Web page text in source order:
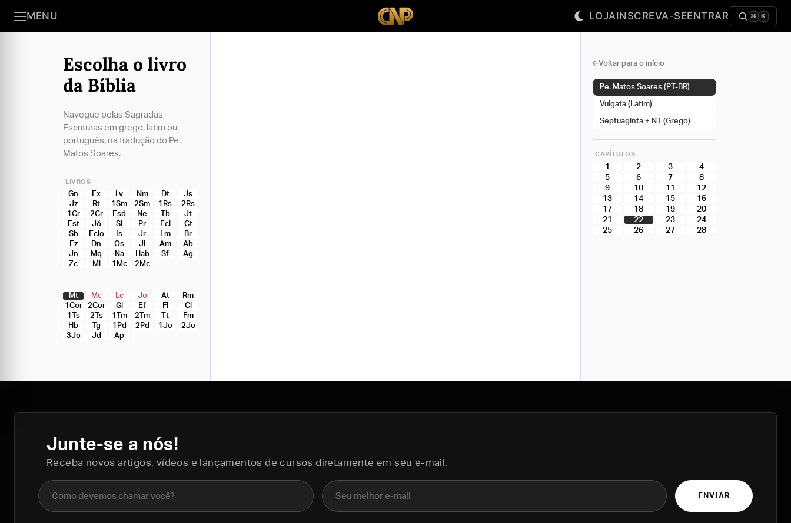
MENU LOJAINSCREVA-SEENTRAR ⌘ K
Escolha o livro
da Bíblia
Navegue pelas Sagradas
Escrituras em grego, latim ou
português, na tradução do Pe.
Matos Soares.
LIVROS
Gn Ex Lv Nm Dt
Js
Jz
Rt 1Sm 2Sm 1Rs
2Rs
1Cr
2Cr Esd Ne Tb
Jt
Est
Jó Sl Pr Ecl
Ct
Sb
Eclo Is Jr Lm
Br
Ez
Dn Os Jl Am
Ab
Jn
Mq Na Hab Sf
Ag
Zc
Ml 1Mc 2Mc
Mt Mc Lc Jo At
Rm
1Cor
2Cor Gl Ef Fl
Cl
1Ts
2Ts 1Tm 2Tm Tt
Fm
Hb
Tg 1Pd 2Pd 1Jo
2Jo
3Jo
Jd Ap
Voltar para o início
Pe. Matos Soares (PT-BR)
Vulgata (Latim)
Septuaginta + NT (Grego)
CAPÍTULOS
1 2 3
4
5
6 7
8
9
10 11
12
13
14 15
16
17
18 19
20
21
22 23
24
25
26 27 28
Junte-se a nós!
Receba novos artigos, vídeos e lançamentos de cursos diretamente em seu e-mail.
Nome completo E-mail
ENVIAR